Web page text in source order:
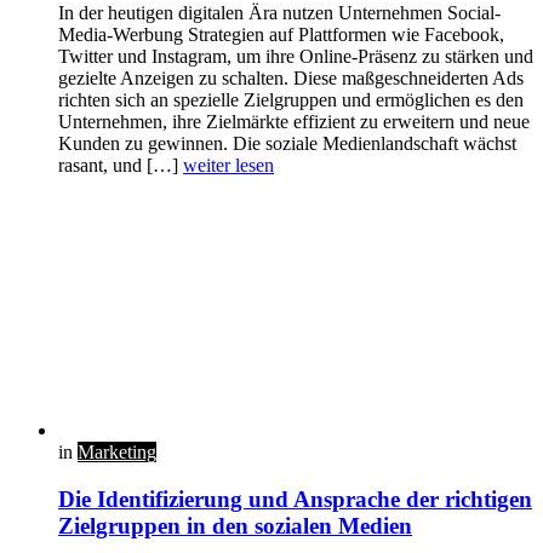
In der heutigen digitalen Ära nutzen Unternehmen Social-
Media-Werbung Strategien auf Plattformen wie Facebook,
Twitter und Instagram, um ihre Online-Präsenz zu stärken und
gezielte Anzeigen zu schalten. Diese maßgeschneiderten Ads
richten sich an spezielle Zielgruppen und ermöglichen es den
Unternehmen, ihre Zielmärkte effizient zu erweitern und neue
Kunden zu gewinnen. Die soziale Medienlandschaft wächst
rasant, und […] weiter lesen
in Marketing
Die Identifizierung und Ansprache der richtigen
Zielgruppen in den sozialen Medien